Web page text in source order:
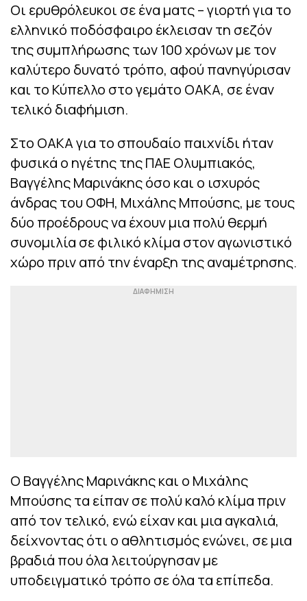
Οι ερυθρόλευκοι σε ένα ματς – γιορτή για το
ελληνικό ποδόσφαιρο έκλεισαν τη σεζόν
της συμπλήρωσης των 100 χρόνων με τον
καλύτερο δυνατό τρόπο, αφού πανηγύρισαν
και το Κύπελλο στο γεμάτο ΟΑΚΑ, σε έναν
τελικό διαφήμιση.
Στο ΟΑΚΑ για το σπουδαίο παιχνίδι ήταν
φυσικά ο ηγέτης της ΠΑΕ Ολυμπιακός,
Βαγγέλης Μαρινάκης όσο και ο ισχυρός
άνδρας του ΟΦΗ, Μιχάλης Μπούσης, με τους
δύο προέδρους να έχουν μια πολύ θερμή
συνομιλία σε φιλικό κλίμα στον αγωνιστικό
χώρο πριν από την έναρξη της αναμέτρησης.
Ο Βαγγέλης Μαρινάκης και ο Μιχάλης
Μπούσης τα είπαν σε πολύ καλό κλίμα πριν
από τον τελικό, ενώ είχαν και μια αγκαλιά,
δείχνοντας ότι ο αθλητισμός ενώνει, σε μια
βραδιά που όλα λειτούργησαν με
υποδειγματικό τρόπο σε όλα τα επίπεδα.